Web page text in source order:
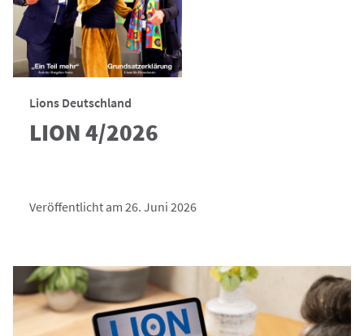
Lions Deutschland
LION 4/2026
Veröffentlicht am 26. Juni 2026